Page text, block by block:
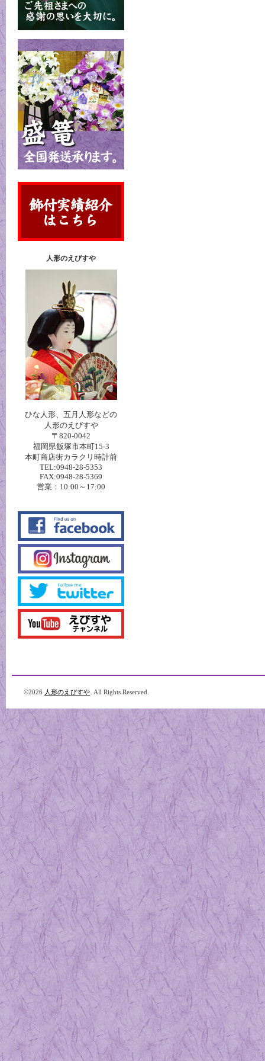
人形のえびすや
ひな人形、五月人形などの
人形のえびすや
〒820-0042
福岡県飯塚市本町15-3
本町商店街カラクリ時計前
TEL:0948-28-5353
FAX:0948-28-5369
営業：10:00～17:00
©2026 人形のえびすや . All Rights Reserved.